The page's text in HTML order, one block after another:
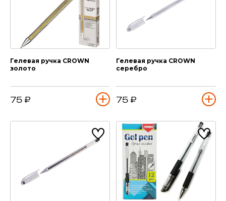
Гелевая ручка CROWN
золото
75 ₽
Гелевая ручка CROWN
серебро
75 ₽